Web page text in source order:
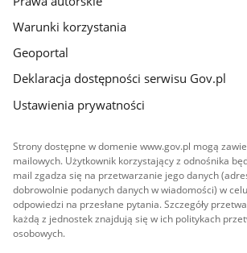
Warunki korzystania
Geoportal
Deklaracja dostępności serwisu Gov.pl
Ustawienia prywatności
Strony dostępne w domenie www.gov.pl mogą
mailowych. Użytkownik korzystający z odnośnika
mail zgadza się na przetwarzanie jego danych
dobrowolnie podanych danych w wiadomości) w
odpowiedzi na przesłane pytania. Szczegóły
każdą z jednostek znajdują się w ich politykach
osobowych.